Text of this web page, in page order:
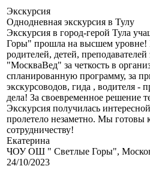
Экскурсия
Однодневная экскурсия в Тулу
Экскурсия в город-герой Тула
Горы" прошла на высшем уровне!
родителей, детей,
"МоскваВед" за четкость в
спланированную программу, за
экскурсоводов, гида , водителя -
дела! За своевременное решение
Экскурсия получилась
пролетело незаметно. Мы готовы
сотрудничеству!
Екатерина
ЧОУ ОШ " Светлые Горы",
24/10/2023